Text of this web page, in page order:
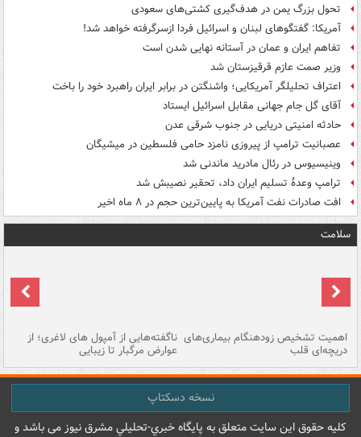
تحول بزرگ یمن در هدف‌گیری کشتی‌های سعودی
آمریکا: گفتگوهای لبنان و اسرائیل فردا ازسرگرفته خواهد شد!
تفاهم ایران و عمان در آستانه نهایی شدن است
وزیر صمت عازم قرقیزستان شد
اعتراف تحلیلگر آمریکایی؛ واشنگتن در برابر ایران راهبرد خود را باخت
آقای گل جام جهانی مقابل اسرائیل ایستاد
حادثه امنیتی دریایی در جنوب شرقی عدن
عصبانیت ترامپ از پیروزی نامزد حامی فلسطین در میشیگان
وینیسیوس در رئال مادرید ماندنی شد
ترامپ وعدۀ تسلیم ایران داد، تحقیر نصیبش شد
افت صادرات نفت آمریکا به پایین‌ترین حجم در ۸ ماه اخیر
سلامت
اهمیت تشخیص زودهنگام بیماری‌های
دریچه‌ای قلب
ناگفته‌هایی از آمپول های لاغری؛ از
عوارض مرگبار تا زیبایی
نسخه دسکتاپ
کليه حقوق اين سايت متعلق به پایگاه خبري-تحليلي مشرق نيوز می باشد و